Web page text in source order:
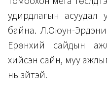
удирдлагын асуудал
байна. Л.Оюун-
Ерөнхий сайдын
хийсэн сайн, муу
нь зүйтэй.